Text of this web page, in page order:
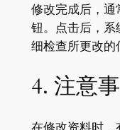
修改完成后，通
钮。点击后，系
细检查所更改的
4. 注意
在修改资料时，